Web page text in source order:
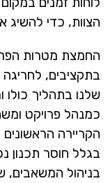
הצוות, כדי להשיג
החמצת מטרות
בתקציבים,
שלנו בתהליך
כמנהל פרויקט
הקריירה
בגלל חוסר תכנון
בניהול המשאבים,